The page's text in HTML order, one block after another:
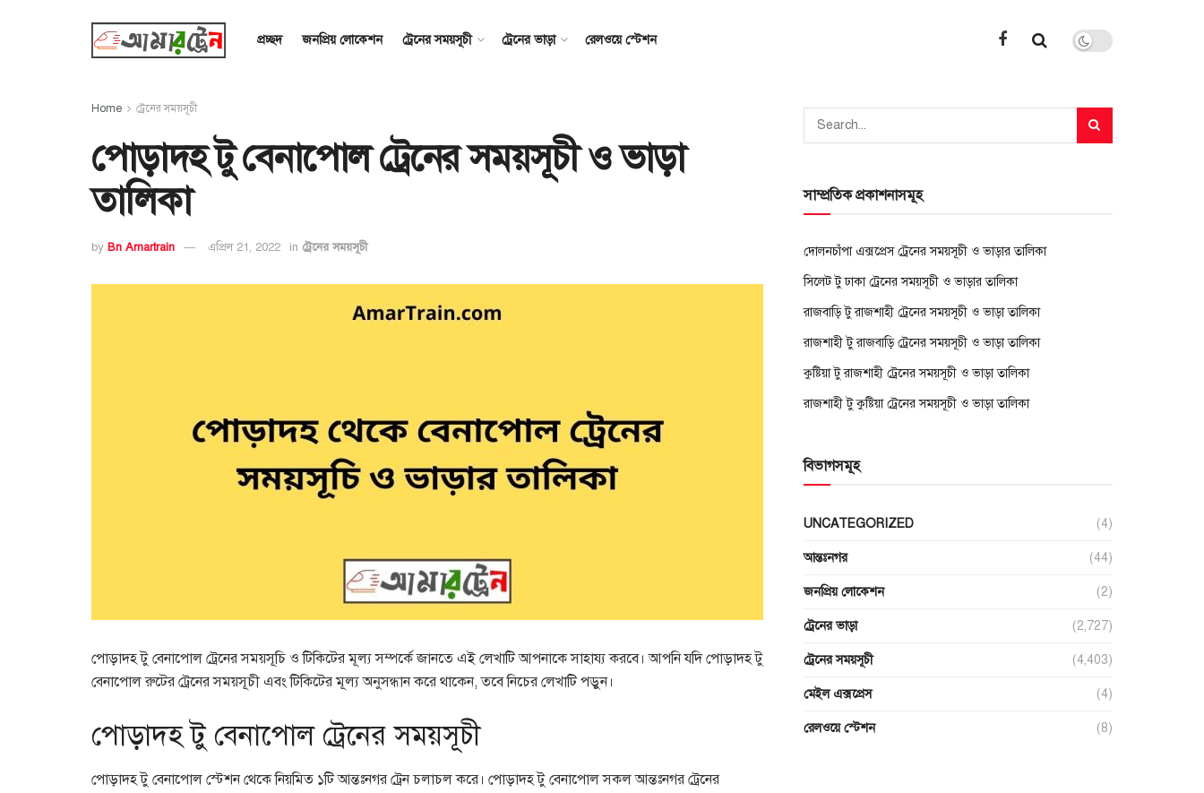
প্রচ্ছদ জনপ্রিয় লোকেশন ট্রেনের সময়সূচী ট্রেনের ভাড়া রেলওয়ে স্টেশন
Home ট্রেনের সময়সূচী
পোড়াদহ টু বেনাপোল ট্রেনের সময়সূচী ও ভাড়া
তালিকা
by Bn Amartrain এপ্রিল 21, 2022 in ট্রেনের সময়সূচী
পোড়াদহ টু বেনাপোল ট্রেনের সময়সূচি ও টিকিটের মূল্য সম্পর্কে জানতে এই লেখাটি আপনাকে সাহায্য করবে। আপনি যদি পোড়াদহ টু
বেনাপোল রুটের ট্রেনের সময়সূচী এবং টিকিটের মূল্য অনুসন্ধান করে থাকেন, তবে নিচের লেখাটি পড়ুন।
পোড়াদহ টু বেনাপোল ট্রেনের সময়সূচী
পোড়াদহ টু বেনাপোল স্টেশন থেকে নিয়মিত ১টি আন্তঃনগর ট্রেন চলাচল করে। পোড়াদহ টু বেনাপোল সকল আন্তঃনগর ট্রেনের
সাম্প্রতিক প্রকাশনাসমূহ
দোলনচাঁপা এক্সপ্রেস ট্রেনের সময়সূচী ও ভাড়ার তালিকা
সিলেট টু ঢাকা ট্রেনের সময়সূচী ও ভাড়ার তালিকা
রাজবাড়ি টু রাজশাহী ট্রেনের সময়সূচী ও ভাড়া তালিকা
রাজশাহী টু রাজবাড়ি ট্রেনের সময়সূচী ও ভাড়া তালিকা
কুষ্টিয়া টু রাজশাহী ট্রেনের সময়সূচী ও ভাড়া তালিকা
রাজশাহী টু কুষ্টিয়া ট্রেনের সময়সূচী ও ভাড়া তালিকা
বিভাগসমূহ
UNCATEGORIZED (4)
আন্তঃনগর (44)
জনপ্রিয় লোকেশন (2)
ট্রেনের ভাড়া (2,727)
ট্রেনের সময়সূচী (4,403)
মেইল এক্সপ্রেস (4)
রেলওয়ে স্টেশন (8)